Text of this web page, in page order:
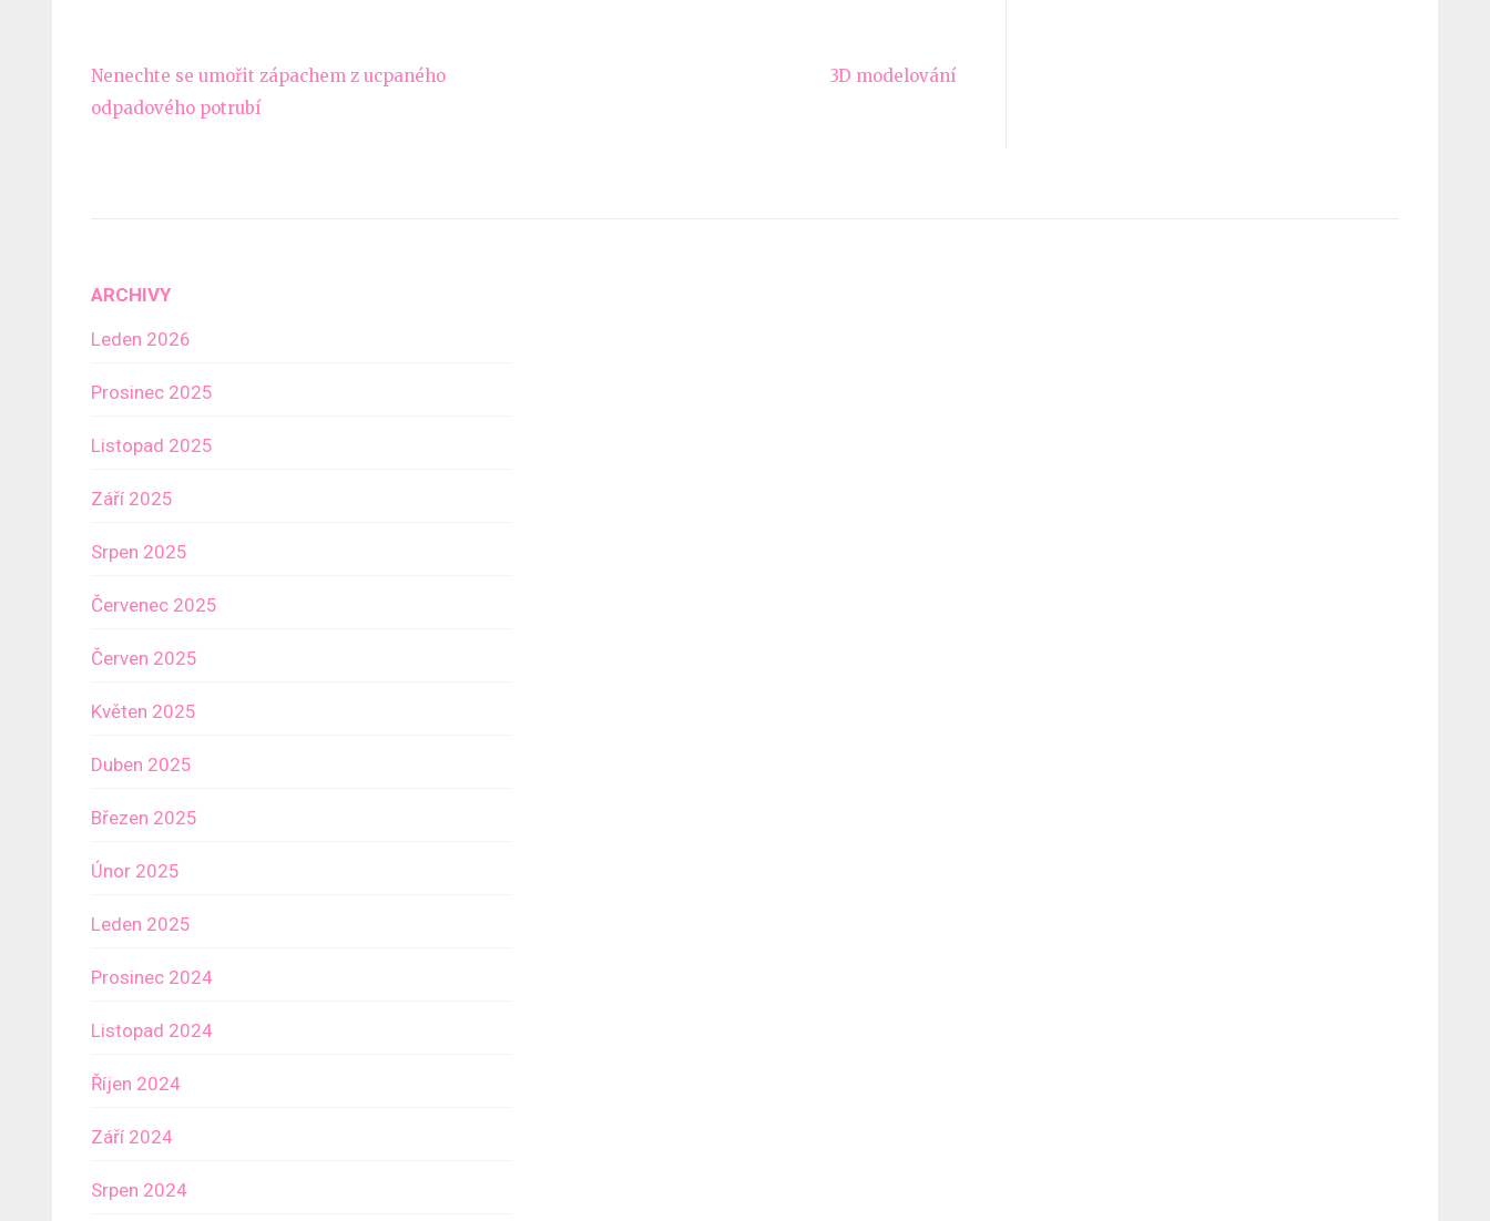
Navigace
pro
Nenechte se umořit zápachem z ucpaného
odpadového potrubí
3D modelování
ARCHIVY
Leden 2026
Prosinec 2025
Listopad 2025
Září 2025
Srpen 2025
Červenec 2025
Červen 2025
Květen 2025
Duben 2025
Březen 2025
Únor 2025
Leden 2025
Prosinec 2024
Listopad 2024
Říjen 2024
Září 2024
Srpen 2024